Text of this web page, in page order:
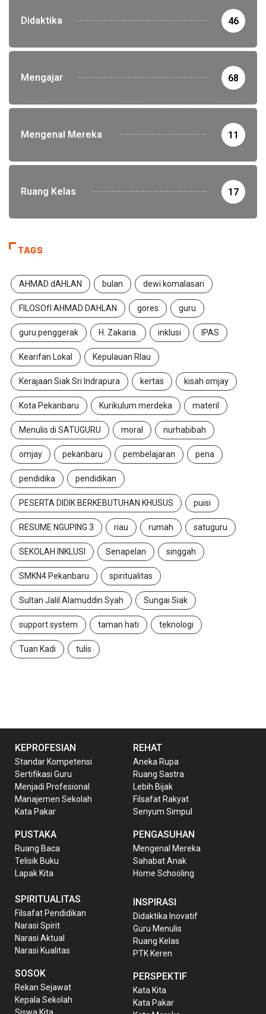
Didaktika 46
Mengajar 68
Mengenal Mereka 11
Ruang Kelas 17
TAGS
AHMAD dAHLAN bulan dewi komalasari
FILOSOfI AHMAD DAHLAN gores guru
guru penggerak H. Zakaria. inklusi IPAS
Kearifan Lokal Kepulauan RIau
Kerajaan Siak Sri Indrapura kertas kisah omjay
Kota Pekanbaru Kurikulum merdeka materil
Menulis di SATUGURU moral nurhabibah
omjay pekanbaru pembelajaran pena
pendidika pendidikan
PESERTA DIDIK BERKEBUTUHAN KHUSUS puisi
RESUME NGUPING 3 riau rumah satuguru
SEKOLAH INKLUSI Senapelan singgah
SMKN4 Pekanbaru spiritualitas
Sultan Jalil Alamuddin Syah Sungai Siak
support system taman hati teknologi
Tuan Kadi tulis
KEPROFESIAN
Standar Kompetensi
Sertifikasi Guru
Menjadi Profesional
Manajemen Sekolah
Kata Pakar
PUSTAKA
Ruang Baca
Telisik Buku
Lapak Kita
REHAT
Aneka Rupa
Ruang Sastra
Lebih Bijak
Filsafat Rakyat
Senyum Simpul
PENGASUHAN
Mengenal Mereka
Sahabat Anak
Home Schooling
SPIRITUALITAS
Filsafat Pendidikan
Narasi Spirit
Narasi Aktual
Narasi Kualitas
SOSOK
Rekan Sejawat
Kepala Sekolah
INSPIRASI
Didaktika Inovatif
Guru Menulis
Ruang Kelas
PTK Keren
PERSPEKTIF
Kata Kita
Kata Pakar